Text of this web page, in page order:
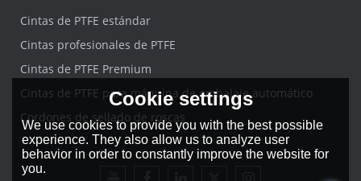
Cintas de PTFE estándar
Cintas profesionales de PTFE
Cintas de PTFE Premium
Cintas de PTFE para máquina de embalaje automático
Cordones de sellado de roscas
Cookie settings
We use cookies to provide you with the best possible
experience. They also allow us to analyze user
behavior in order to constantly improve the website for
you.